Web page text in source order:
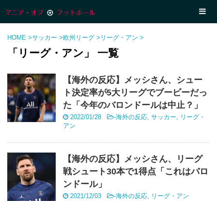
HOME >サッカー >欧州リーグ > リーグ・アン >
「リーグ・アン」 一覧
【海外の反応】メッシさん、シュー
ト決定率が5大リーグでブービーだっ
た「今年のバロンドールは中止？」
2022/01/28 -海外の反応, サッカー, リーグ・
アン
【海外の反応】メッシさん、リーグ
戦シュート30本で1得点「これはバロ
ンドール」
2021/12/03 -海外の反応, リーグ・アン